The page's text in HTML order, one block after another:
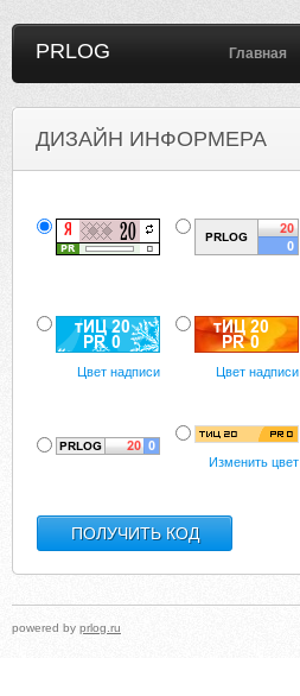
PRLOG Главная
ДИЗАЙН ИНФОРМЕРА
Цвет надписи Цвет надписи
Изменить цвет
powered by prlog.ru